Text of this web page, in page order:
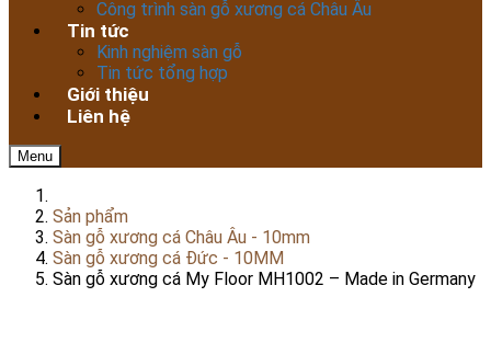
Công trình sàn gỗ xương cá Châu Âu
Tin tức
Kinh nghiệm sàn gỗ
Tin tức tổng hợp
Giới thiệu
Liên hệ
Menu
Sản phẩm
Sàn gỗ xương cá Châu Âu - 10mm
Sàn gỗ xương cá Đức - 10MM
Sàn gỗ xương cá My Floor MH1002 – Made in Germany